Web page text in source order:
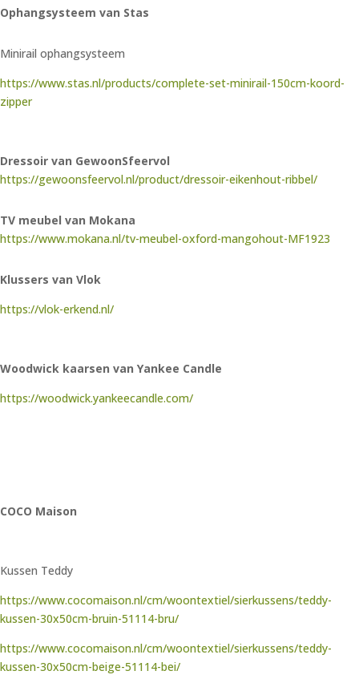
Ophangsysteem van Stas
Minirail ophangsysteem
https://www.stas.nl/products/complete-set-minirail-150cm-koord-
zipper
Dressoir van GewoonSfeervol
https://gewoonsfeervol.nl/product/dressoir-eikenhout-ribbel/
TV meubel van Mokana
https://www.mokana.nl/tv-meubel-oxford-mangohout-MF1923
Klussers van Vlok
https://vlok-erkend.nl/
Woodwick kaarsen van Yankee Candle
https://woodwick.yankeecandle.com/
COCO Maison
Kussen Teddy
https://www.cocomaison.nl/cm/woontextiel/sierkussens/teddy-
kussen-30x50cm-bruin-51114-bru/
https://www.cocomaison.nl/cm/woontextiel/sierkussens/teddy-
kussen-30x50cm-beige-51114-bei/